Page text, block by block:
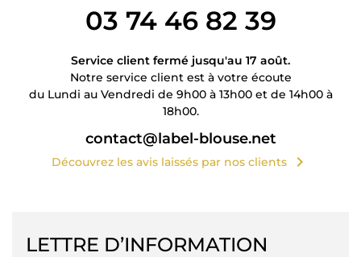
03 74 46 82 39
Service client fermé jusqu'au 17 août.
Notre service client est à votre écoute
du Lundi au Vendredi de 9h00 à 13h00 et de 14h00 à
18h00.
contact@label-blouse.net
Découvrez les avis laissés par nos clients chevron_right
LETTRE D’INFORMATION